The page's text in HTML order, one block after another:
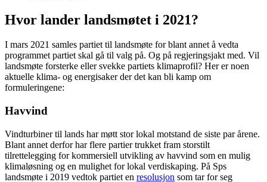
Hvor lander landsmøtet i 2021?
I mars 2021 samles partiet til landsmøte for blant annet å vedta
programmet partiet skal gå til valg på. Og på regjeringsjakt med. Vil
landsmøte forsterke eller svekke partiets klimaprofil? Her er noen
aktuelle klima- og energisaker der det kan bli kamp om
formuleringene:
Havvind
Vindturbiner til lands har møtt stor lokal motstand de siste par årene.
Blant annet derfor har flere partier trukket fram storstilt
tilrettelegging for kommersiell utvikling av havvind som en mulig
klimaløsning og en mulighet for lokal verdiskaping. På Sps
landsmøte i 2019 vedtok partiet en resolusjon som tar for seg